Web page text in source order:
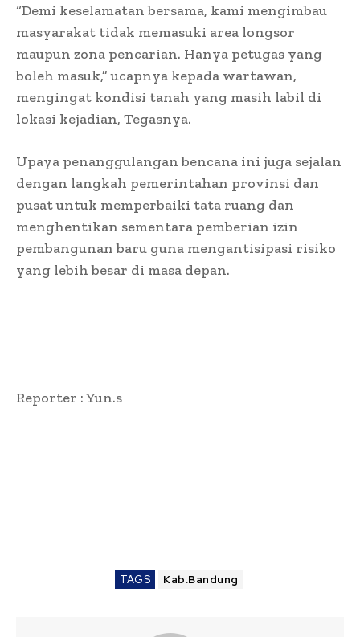
“Demi keselamatan bersama, kami mengimbau
masyarakat tidak memasuki area longsor
maupun zona pencarian. Hanya petugas yang
boleh masuk,” ucapnya kepada wartawan,
mengingat kondisi tanah yang masih labil di
lokasi kejadian, Tegasnya.
Upaya penanggulangan bencana ini juga sejalan
dengan langkah pemerintahan provinsi dan
pusat untuk memperbaiki tata ruang dan
menghentikan sementara pemberian izin
pembangunan baru guna mengantisipasi risiko
yang lebih besar di masa depan.
Reporter : Yun.s
TAGS Kab.Bandung